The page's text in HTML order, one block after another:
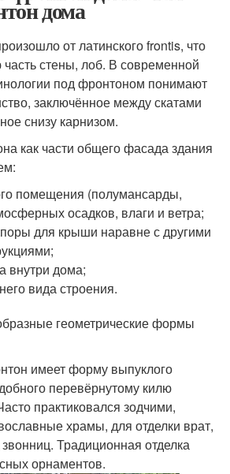
дома
от латинского frontis, что
стены, лоб. В современной
под фронтоном понимают
заключённое между скатами
снизу карнизом.
как части общего фасада здания
помещения (полумансарды,
осадков, влаги и ветра;
для крыши наравне с другими
внутри дома;
вида строения.
геометрические формы
имеет форму выпуклого
перевёрнутому килю
практиковался зодчими,
храмы, для отделки врат,
Традиционная отделка
орнаментов.